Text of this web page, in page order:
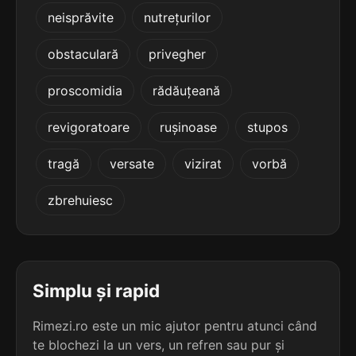
irenologiei
terminație: ologiei
onirologiei
terminație: rologiei
neisprăvite nutrețurilor
obstaculară privegher
proscomidia rădăuțeană
revigoratoare rușinoase stupos
tragă versate vizirat vorbă
zbrehuiesc
Simplu și rapid
Rimezi.ro este un mic ajutor pentru atunci când
te blochezi la un vers, un refren sau pur și